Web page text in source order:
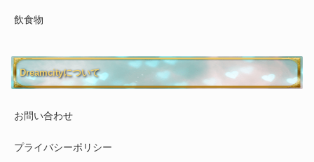
飲食物
Dreamcityについて
お問い合わせ
プライバシーポリシー